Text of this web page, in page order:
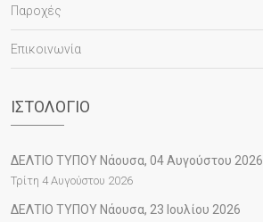
Παροχές
Επικοινωνία
ΙΣΤΟΛΌΓΙΟ
ΔΕΛΤΙΟ ΤΥΠΟΥ Νάουσα, 04 Αυγούστου 2026
Τρίτη 4 Αυγούστου 2026
ΔΕΛΤΙΟ ΤΥΠΟΥ Νάουσα, 23 Ιουλίου 2026